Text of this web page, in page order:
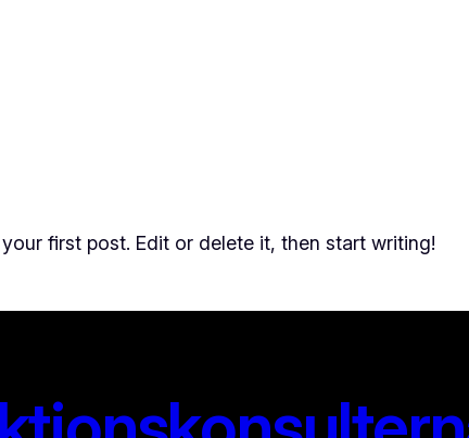
first post. Edit or delete it, then start writing!